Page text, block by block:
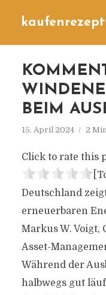
BEIM
15. April 2024 2
Click to rate this
Deutschland
erneuerbaren
Markus W. Voigt,
Asset-
Während der
halbwegs gut